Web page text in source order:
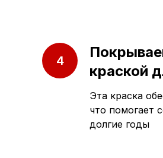
краской
Эта краска
что помогает
долгие годы